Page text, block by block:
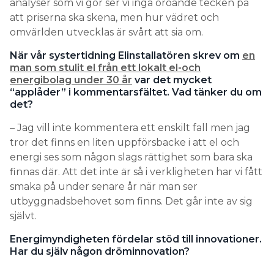
analyser som vi gör ser vi inga oroande tecken på
att priserna ska skena, men hur vädret och
omvärlden utvecklas är svårt att sia om.
När vår systertidning Elinstallatören skrev om en
man som stulit el från ett lokalt el-och
energibolag under 30 år var det mycket
“applåder” i kommentarsfältet. Vad tänker du om
det?
– Jag vill inte kommentera ett enskilt fall men jag
tror det finns en liten uppförsbacke i att el och
energi ses som någon slags rättighet som bara ska
finnas där. Att det inte är så i verkligheten har vi fått
smaka på under senare år när man ser
utbyggnadsbehovet som finns. Det går inte av sig
självt.
Energimyndigheten fördelar stöd till innovationer.
Har du själv någon dröminnovation?